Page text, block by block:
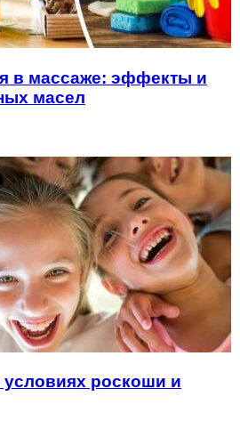
в массаже: эффекты и
масел
роскоши и